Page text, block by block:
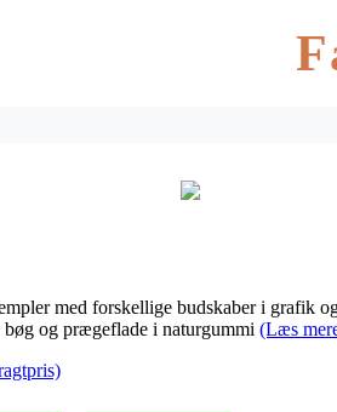
med forskellige budskaber i grafik
bøg og prægeflade i naturgummi (Læs